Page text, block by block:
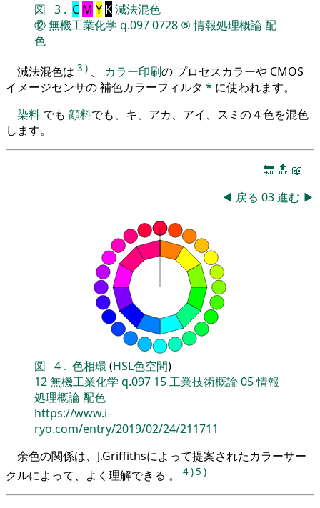
図 3 . C M Y K減法混色
⑫無機工業化学 q.0970728 ⑤情報処理概論配
色
減法混色は 3 ) 、 カラー印刷の プロセスカラーや CMOS
イメージセンサの 補色カラーフィルタ * に使われます。
染料 でも 顔料でも、キ、アカ、アイ、スミの４色を混色
します。
🔚 🔝 📖
◀ 戻る 03進む ▶
図 4 . 色相環 (HSL色空間)
12無機工業化学 q.097 15工業技術概論05情報
処理概論配色
https://www.i-
ryo.com/entry/2019/02/24/211711
余色の関係は、J.Griffithsによって提案されたカラーサー
クルによって、よく理解できる 。
4)5 )